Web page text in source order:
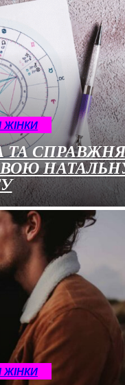
ЖІНКИ
ТА
ЖІНКИ